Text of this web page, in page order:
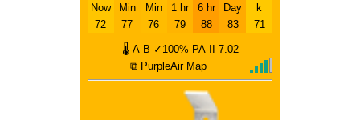
Now
72
Min
77
Min
76
1 hr
79
6 hr
88
Day
83
k
71
🌡 A B ✓100% PA-II 7.02
⧉ PurpleAir Map